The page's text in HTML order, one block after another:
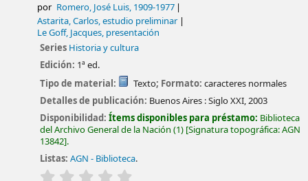
por Romero, José Luis, 1909-1977
Astarita, Carlos, estudio preliminar
Le Goff, Jacques, presentación
Series Historia y cultura
Edición: 1ª ed.
Tipo de material:
Texto; Formato: caracteres normales
Detalles de publicación: Buenos Aires :Siglo XXI,2003
Disponibilidad:Ítems disponibles para préstamo: Biblioteca
del Archivo General de la Nación (1) Signatura topográfica:AGN
13842 .
Listas: AGN - Biblioteca.
valoración